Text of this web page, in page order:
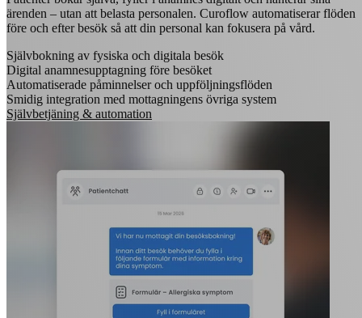
ärenden – utan att belasta personalen. Curoflow automatiserar flöden
före och efter besök så att din personal kan fokusera på vård.
Självbokning av fysiska och digitala besök
Digital anamnesupptagning före besöket
Automatiserade påminnelser och uppföljningsflöden
Smidig integration med mottagningens övriga system
Självbetjäning & automation